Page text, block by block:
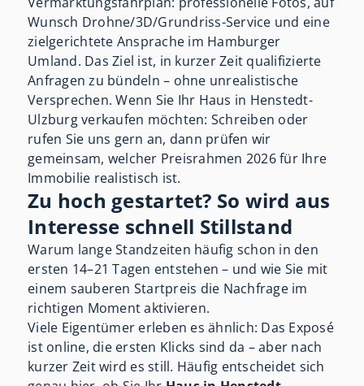
Wunsch Drohne/3D/Grundriss-Service und eine
zielgerichtete Ansprache im Hamburger
Umland. Das Ziel ist, in kurzer Zeit qualifizierte
Anfragen zu bündeln – ohne unrealistische
Versprechen. Wenn Sie Ihr Haus in Henstedt-
Ulzburg verkaufen möchten: Schreiben oder
rufen Sie uns gern an, dann prüfen wir
gemeinsam, welcher Preisrahmen 2026 für Ihre
Immobilie realistisch ist.
Zu hoch gestartet? So wird aus
Interesse schnell Stillstand
Warum lange Standzeiten häufig schon in den
ersten 14–21 Tagen entstehen – und wie Sie mit
einem sauberen Startpreis die Nachfrage im
richtigen Moment aktivieren.
Viele Eigentümer erleben es ähnlich: Das Exposé
ist online, die ersten Klicks sind da – aber nach
kurzer Zeit wird es still. Häufig entscheidet sich